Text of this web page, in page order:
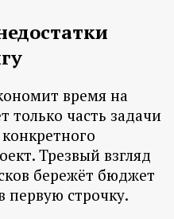
время на
только часть задачи
Трезвый взгляд
бережёт бюджет
первую строчку.